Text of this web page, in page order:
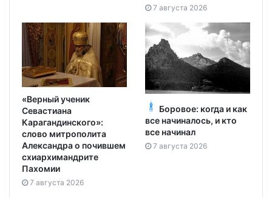
7 августа 2026
«Верный ученик
Севастиана
Карагандинского»:
слово митрополита
Александра о почившем
схиархимандрите
Пахомии
7 августа 2026
Боровое: когда и как
все начиналось, и кто
все начинал
7 августа 2026